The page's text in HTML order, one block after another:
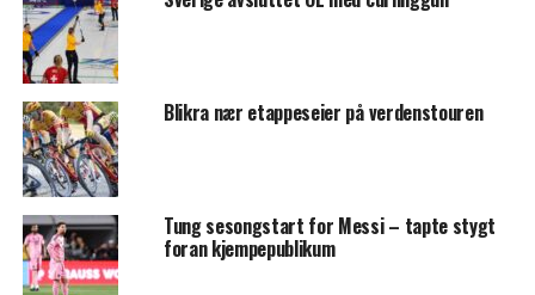
Blikra nær etappeseier på verdenstouren
Tung sesongstart for Messi – tapte stygt
foran kjempepublikum